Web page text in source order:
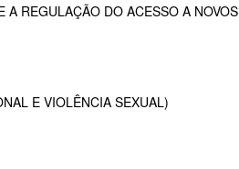
A REGULAÇÃO DO ACESSO A NOVOS
E VIOLÊNCIA SEXUAL)